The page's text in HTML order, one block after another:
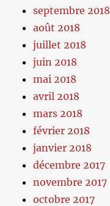
septembre 2018
août 2018
juillet 2018
juin 2018
mai 2018
avril 2018
mars 2018
février 2018
janvier 2018
décembre 2017
novembre 2017
octobre 2017